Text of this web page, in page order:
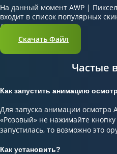
На данный момент AWP |
входит в список популярных
довольно редко.
Скачать Файл
Частые
Как запустить анимацию
Для запуска анимации осмотра
«Розовый» не нажимайте
запустилась, то возможно это
Как установить?